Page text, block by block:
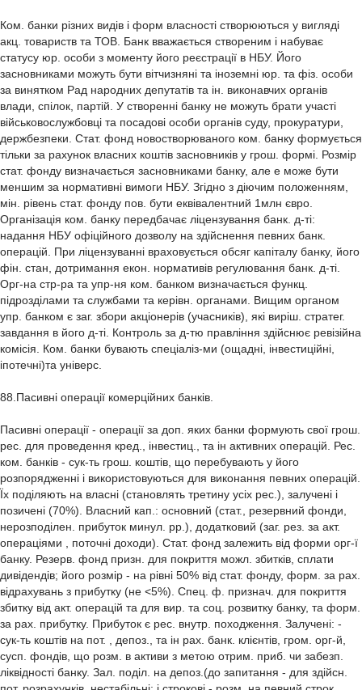
Ком. банки різних видів і форм власності створюються у вигляді
акц. товариств та ТОВ. Банк вважається створеним і набуває
статусу юр. особи з моменту його реєстрації в НБУ. Його
засновниками можуть бути вітчизняні та іноземні юр. та фіз. особи
за винятком Рад народних депутатів та ін. виконавчих органів
влади, спілок, партій. У створенні банку не можуть брати участі
військовослужбовці та посадові особи органів суду, прокуратури,
держбезпеки. Стат. фонд новостворюваного ком. банку формується
тільки за рахунок власних коштів засновників у грош. формі. Розмір
стат. фонду визначається засновниками банку, але е може бути
меншим за нормативні вимоги НБУ. Згідно з діючим положенням,
мін. рівень стат. фонду пов. бути еквівалентний 1млн євро.
Організація ком. банку передбачає ліцензування банк. д-ті:
надання НБУ офіційного дозволу на здійснення певних банк.
операцій. При ліцензуванні враховується обсяг капіталу банку, його
фін. стан, дотримання екон. нормативів регулювання банк. д-ті.
Орг-на стр-ра та упр-ня ком. банком визначається функц.
підрозділами та службами та керівн. органами. Вищим органом
упр. банком є заг. збори акціонерів (учасників), які виріш. стратег.
завдання в його д-ті. Контроль за д-тю правління здійснює ревізійна
комісія. Ком. банки бувають спеціаліз-ми (ощадні, інвестиційні,
іпотечні)та універс.
88.Пасивні операції комерційних банків.
Пасивні операції - операції за доп. яких банки формують свої грош.
рес. для проведення кред., інвестиц., та ін активних операцій. Рес.
ком. банків - сук-ть грош. коштів, що перебувають у його
розпорядженні і використовуються для виконання певних операцій.
Їх поділяють на власні (становлять третину усіх рес.), залучені і
позичені (70%). Власний кап.: основний (стат., резервний фонди,
нерозподілен. прибуток минул. рр.), додатковий (заг. рез. за акт.
операціями , поточні доходи). Стат. фонд залежить від форми орг-ї
банку. Резерв. фонд призн. для покриття можл. збитків, сплати
дивідендів; його розмір - на рівні 50% від стат. фонду, форм. за рах.
відрахувань з прибутку (не <5%). Спец. ф. признач. для покриття
збитку від акт. операцій та для вир. та соц. розвитку банку, та форм.
за рах. прибутку. Прибуток є рес. внутр. походження. Залучені: -
сук-ть коштів на пот. , депоз., та ін рах. банк. клієнтів, гром. орг-й,
сусп. фондів, що розм. в активи з метою отрим. приб. чи забезп.
ліквідності банку. Зал. поділ. на депоз.(до запитання - для здійсн.